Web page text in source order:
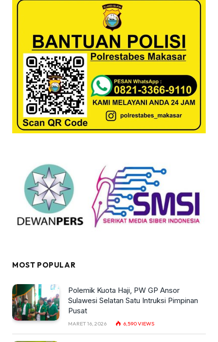
MOST POPULAR
Polemik Kuota Haji, PW GP Ansor
Sulawesi Selatan Satu Intruksi Pimpinan
Pusat
MARET 16, 2026 6,590VIEWS